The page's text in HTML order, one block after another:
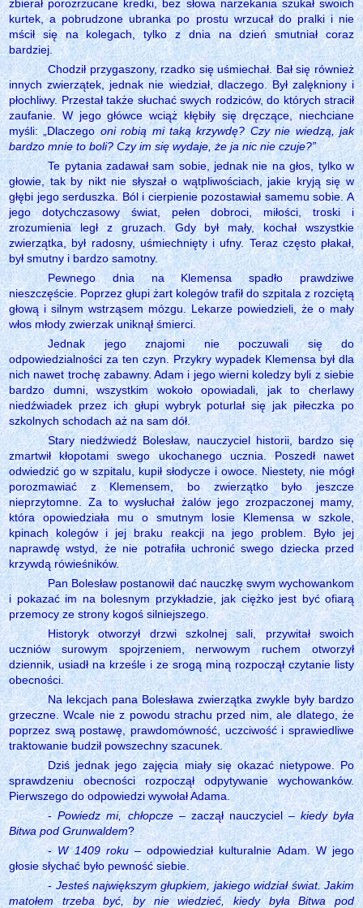
zbierał porozrzucane kredki, bez słowa narzekania szukał swoich
kurtek, a pobrudzone ubranka po prostu wrzucał do pralki i nie
mścił się na kolegach, tylko z dnia na dzień smutniał coraz
bardziej.
Chodził przygaszony, rzadko się uśmiechał. Bał się również
innych zwierzątek, jednak nie wiedział, dlaczego. Był zalękniony i
płochliwy. Przestał także słuchać swych rodziców, do których stracił
zaufanie. W jego główce wciąż kłębiły się dręczące, niechciane
myśli: „Dlaczego oni robią mi taką krzywdę? Czy nie wiedzą, jak
bardzo mnie to boli? Czy im się wydaje, że ja nic nie czuje?”
Te pytania zadawał sam sobie, jednak nie na głos, tylko w
głowie, tak by nikt nie słyszał o wątpliwościach, jakie kryją się w
głębi jego serduszka. Ból i cierpienie pozostawiał samemu sobie. A
jego dotychczasowy świat, pełen dobroci, miłości, troski i
zrozumienia legł z gruzach. Gdy był mały, kochał wszystkie
zwierzątka, był radosny, uśmiechnięty i ufny. Teraz często płakał,
był smutny i bardzo samotny.
Pewnego dnia na Klemensa spadło prawdziwe
nieszczęście. Poprzez głupi żart kolegów trafił do szpitala z rozciętą
głową i silnym wstrząsem mózgu. Lekarze powiedzieli, że o mały
włos młody zwierzak uniknął śmierci.
Jednak jego znajomi nie poczuwali się do
odpowiedzialności za ten czyn. Przykry wypadek Klemensa był dla
nich nawet trochę zabawny. Adam i jego wierni koledzy byli z siebie
bardzo dumni, wszystkim wokoło opowiadali, jak to cherlawy
niedźwiadek przez ich głupi wybryk poturlał się jak piłeczka po
szkolnych schodach aż na sam dół.
Stary niedźwiedź Bolesław, nauczyciel historii, bardzo się
zmartwił kłopotami swego ukochanego ucznia. Poszedł nawet
odwiedzić go w szpitalu, kupił słodycze i owoce. Niestety, nie mógł
porozmawiać z Klemensem, bo zwierzątko było jeszcze
nieprzytomne. Za to wysłuchał żalów jego zrozpaczonej mamy,
która opowiedziała mu o smutnym losie Klemensa w szkole,
kpinach kolegów i jej braku reakcji na jego problem. Było jej
naprawdę wstyd, że nie potrafiła uchronić swego dziecka przed
krzywdą rówieśników.
Pan Bolesław postanowił dać nauczkę swym wychowankom
i pokazać im na bolesnym przykładzie, jak ciężko jest być ofiarą
przemocy ze strony kogoś silniejszego.
Historyk otworzył drzwi szkolnej sali, przywitał swoich
uczniów surowym spojrzeniem, nerwowym ruchem otworzył
dziennik, usiadł na krześle i ze srogą miną rozpoczął czytanie listy
obecności.
Na lekcjach pana Bolesława zwierzątka zwykle były bardzo
grzeczne. Wcale nie z powodu strachu przed nim, ale dlatego, że
poprzez swą postawę, prawdomówność, uczciwość i sprawiedliwe
traktowanie budził powszechny szacunek.
Dziś jednak jego zajęcia miały się okazać nietypowe. Po
sprawdzeniu obecności rozpoczął odpytywanie wychowanków.
Pierwszego do odpowiedzi wywołał Adama.
-Powiedz mi, chłopcze– zaczął nauczyciel –kiedy była
Bitwa pod Grunwaldem?
- W 1409 roku– odpowiedział kulturalnie Adam. W jego
głosie słychać było pewność siebie.
-Jesteś największym głupkiem, jakiego widział świat. Jakim
matołem trzeba być, by nie wiedzieć, kiedy była Bitwa pod